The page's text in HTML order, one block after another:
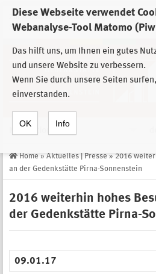
Diese Webseite verwendet
Webanalyse-Tool Matomo
Das hilft uns, um Ihnen ein gutes
und unsere Website zu verbessern.
Wenn Sie durch unsere Seiten
einverstanden.
OK Info
Zur Auswahl der Einrichtungen der
Stiftung Sächsische Gedenkstätten
Home » Aktuelles | Presse » 2016
an der Gedenkstätte Pirna-Sonnenstein
2016 weiterhin hohes
der Gedenkstätte Pirna-
09.01.17